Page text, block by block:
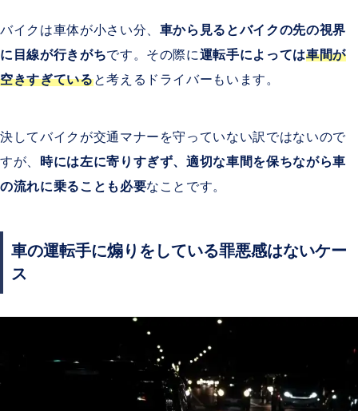
バイクは車体が小さい分、 車から見るとバイクの先の視界
に目線が行きがちです。その際に運転手によっては車間が
空きすぎていると考えるドライバーもいます。
決してバイクが交通マナーを守っていない訳ではないので
すが、 時には左に寄りすぎず、適切な車間を保ちながら車
の流れに乗ることも必要なことです。
車の運転手に煽りをしている罪悪感はないケー
ス